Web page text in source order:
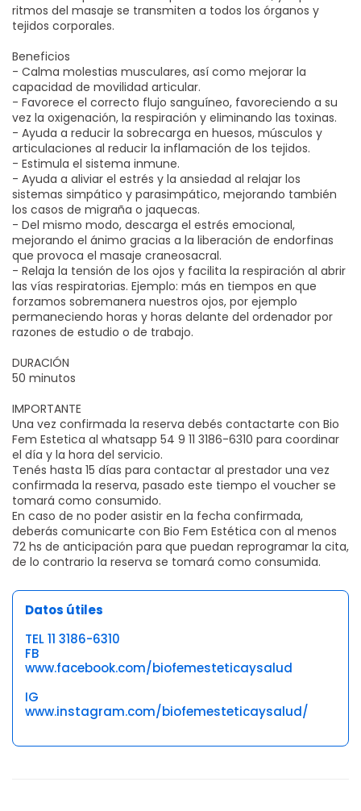
ritmos del masaje se transmiten a todos los órganos y
tejidos corporales.
Beneficios
- Calma molestias musculares, así como mejorar la
capacidad de movilidad articular.
- Favorece el correcto flujo sanguíneo, favoreciendo a su
vez la oxigenación, la respiración y eliminando las toxinas.
- Ayuda a reducir la sobrecarga en huesos, músculos y
articulaciones al reducir la inflamación de los tejidos.
- Estimula el sistema inmune.
- Ayuda a aliviar el estrés y la ansiedad al relajar los
sistemas simpático y parasimpático, mejorando también
los casos de migraña o jaquecas.
- Del mismo modo, descarga el estrés emocional,
mejorando el ánimo gracias a la liberación de endorfinas
que provoca el masaje craneosacral.
- Relaja la tensión de los ojos y facilita la respiración al abrir
las vías respiratorias. Ejemplo: más en tiempos en que
forzamos sobremanera nuestros ojos, por ejemplo
permaneciendo horas y horas delante del ordenador por
razones de estudio o de trabajo.
DURACIÓN
50 minutos
IMPORTANTE
Una vez confirmada la reserva debés contactarte con Bio
Fem Estetica al whatsapp 54 9 11 3186-6310 para coordinar
el día y la hora del servicio.
Tenés hasta 15 días para contactar al prestador una vez
confirmada la reserva, pasado este tiempo el voucher se
tomará como consumido.
En caso de no poder asistir en la fecha confirmada,
deberás comunicarte con Bio Fem Estética con al menos
72 hs de anticipación para que puedan reprogramar la cita,
de lo contrario la reserva se tomará como consumida.
Datos útiles
TEL 11 3186-6310
FB
www.facebook.com/biofemesteticaysalud
IG
www.instagram.com/biofemesteticaysalud/